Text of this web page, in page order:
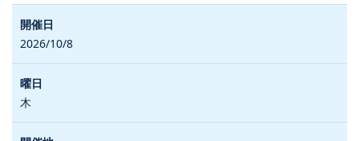
2026/10/8
木